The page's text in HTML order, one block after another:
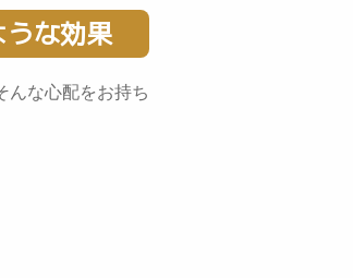
な効果
んな心配をお持ち